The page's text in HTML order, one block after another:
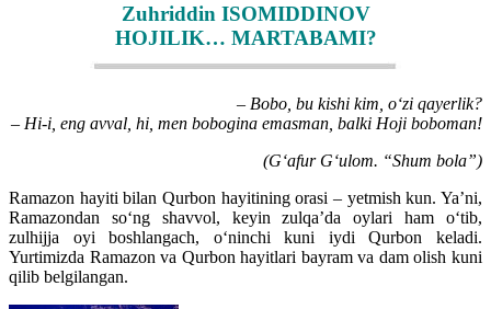
Zuhriddin ISOMIDDINOV
HOJILIK… MARTABAMI?
– Bobo, bu kishi kim, o‘zi qayerlik?
– Hi-i, eng avval, hi, men bobogina emasman, balki Hoji boboman!
(G‘afur G‘ulom. “Shum bola”)
Ramazon hayiti bilan Qurbon hayitining orasi – yetmish kun. Ya’ni,
Ramazondan so‘ng shavvol, keyin zulqa’da oylari ham o‘tib,
zulhijja oyi boshlangach, o‘ninchi kuni iydi Qurbon keladi.
Yurtimizda Ramazon va Qurbon hayitlari bayram va dam olish kuni
qilib belgilangan.